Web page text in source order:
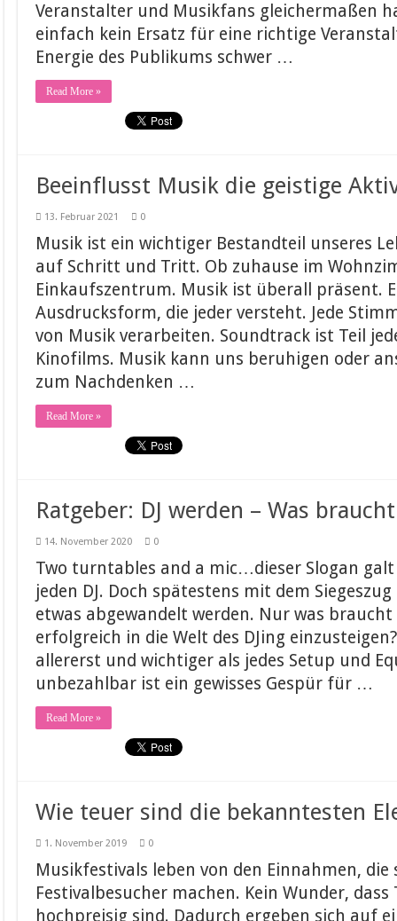
Veranstalter und Musikfans gleichermaßen
einfach kein Ersatz für eine richtige
Energie des Publikums schwer …
Read More »
Beeinflusst Musik die geistige
13. Februar 2021 0
Musik ist ein wichtiger Bestandteil unseres
auf Schritt und Tritt. Ob zuhause im
Einkaufszentrum. Musik ist überall präsent.
Ausdrucksform, die jeder versteht. Jede
von Musik verarbeiten. Soundtrack ist Teil
Kinofilms. Musik kann uns beruhigen oder
zum Nachdenken …
Read More »
Ratgeber: DJ werden – Was
14. November 2020 0
Two turntables and a mic…dieser Slogan
jeden DJ. Doch spätestens mit dem
etwas abgewandelt werden. Nur was
erfolgreich in die Welt des DJing
allererst und wichtiger als jedes Setup und
unbezahlbar ist ein gewisses Gespür für …
Read More »
Wie teuer sind die bekanntesten
1. November 2019 0
Musikfestivals leben von den Einnahmen, die
Festivalbesucher machen. Kein Wunder,
hochpreisig sind. Dadurch ergeben sich auf